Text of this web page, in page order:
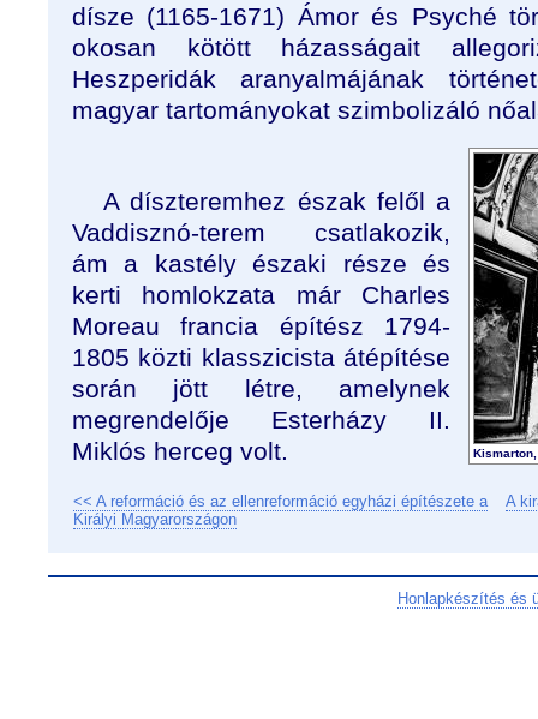
dísze (1165-1671) Ámor és Psyché
okosan kötött házasságait
Heszperidák aranyalmájának
magyar tartományokat szimbolizáló
A díszteremhez észak felől a
Vaddisznó-terem csatlakozik,
ám a kastély északi része és
kerti homlokzata már Charles
Moreau francia építész 1794-
1805 közti klasszicista átépítése
során jött létre, amelynek
megrendelője Esterházy II.
Miklós herceg volt.
<< A reformáció és az ellenreformáció egyházi építészete a
Királyi Magyarországon
A
Honlapkészítés és